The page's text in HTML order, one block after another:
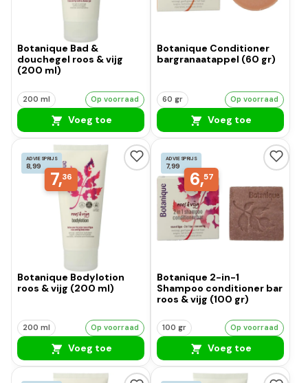
Botanique Bad &
douchegel roos & vijg
(200 ml)
200 ml Op voorraad
Voeg toe
Botanique Conditioner
bargranaatappel (60 gr)
60 gr Op voorraad
Voeg toe
ADVIESPRIJS
8,99
7,36
Botanique Bodylotion
roos & vijg (200 ml)
200 ml Op voorraad
Voeg toe
ADVIESPRIJS
7,99
6,57
Botanique 2-in-1
Shampoo conditioner bar
roos & vijg (100 gr)
100 gr Op voorraad
Voeg toe